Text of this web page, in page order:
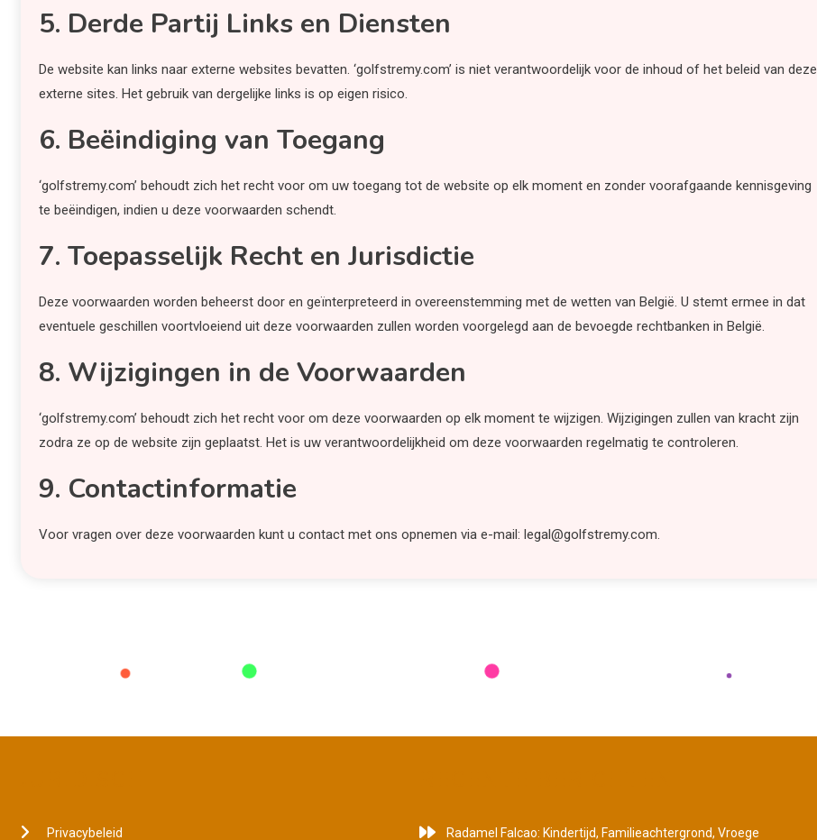
5. Derde Partij Links en Diensten
De website kan links naar externe websites bevatten. ‘golfstremy.com’ is niet verantwoordelijk voor de inhoud of het beleid van deze
externe sites. Het gebruik van dergelijke links is op eigen risico.
6. Beëindiging van Toegang
‘golfstremy.com’ behoudt zich het recht voor om uw toegang tot de website op elk moment en zonder voorafgaande kennisgeving
te beëindigen, indien u deze voorwaarden schendt.
7. Toepasselijk Recht en Jurisdictie
Deze voorwaarden worden beheerst door en geïnterpreteerd in overeenstemming met de wetten van België. U stemt ermee in dat
eventuele geschillen voortvloeiend uit deze voorwaarden zullen worden voorgelegd aan de bevoegde rechtbanken in België.
8. Wijzigingen in de Voorwaarden
‘golfstremy.com’ behoudt zich het recht voor om deze voorwaarden op elk moment te wijzigen. Wijzigingen zullen van kracht zijn
zodra ze op de website zijn geplaatst. Het is uw verantwoordelijkheid om deze voorwaarden regelmatig te controleren.
9. Contactinformatie
Voor vragen over deze voorwaarden kunt u contact met ons opnemen via e-mail: legal@golfstremy.com.
Privacybeleid Radamel Falcao: Kindertijd, Familieachtergrond, Vroege